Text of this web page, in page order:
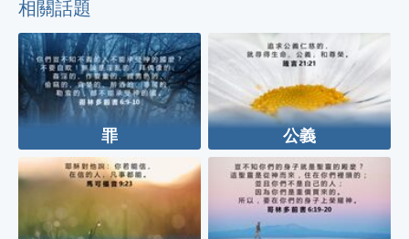
相關話題
罪 公義